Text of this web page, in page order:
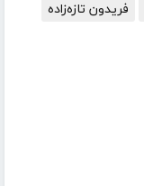
فریدون تازه‌زاده